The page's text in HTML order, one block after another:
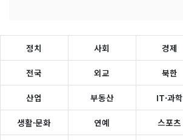
정치 사회 경제
전국 외교 북한
산업 부동산 IT·과학
생활·문화 연예 스포츠